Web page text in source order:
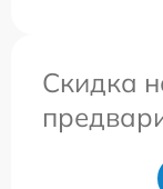
Скидка